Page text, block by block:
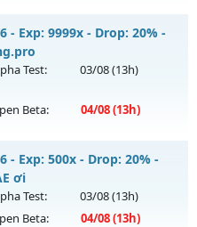
cực gắt
chủ
⚡️
- Exp: 9999x - Drop: 20% -
Test: 03/08(13h)
Beta: 04/08(13h)
chủ
vào 13h ngày
- Exp: 500x - Drop: 20% -
ơi
Test: 03/08(13h)
Beta: 04/08(13h)